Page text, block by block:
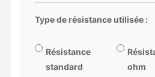
Type de résistance utilisée :
Résistance
standard
ohm